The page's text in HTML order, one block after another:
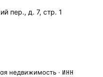
пер., д. 7, стр. 1
недвижимость · ИНН